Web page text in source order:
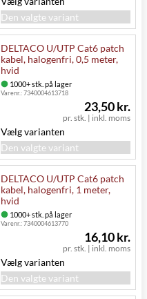
Den valgte variant
DELTACO U/UTP Cat6 patch
kabel, halogenfri, 0,5 meter,
hvid
1000+ stk. på lager
Varenr.:7340004613718
pr. stk. | inkl. moms
23,50 kr.
Vælg varianten
Den valgte variant
DELTACO U/UTP Cat6 patch
kabel, halogenfri, 1 meter,
hvid
1000+ stk. på lager
Varenr.:7340004613770
pr. stk. | inkl. moms
16,10 kr.
Vælg varianten
Den valgte variant